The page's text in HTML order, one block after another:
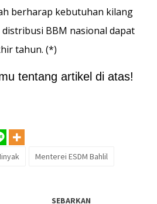
berharap kebutuhan kilang
BBM nasional dapat
tahun. (*)
tentang artikel di atas!
Menterei ESDM Bahlil
SEBARKAN